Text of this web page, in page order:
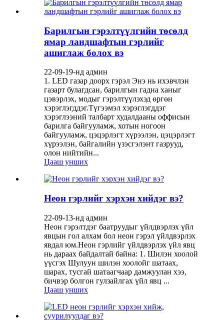
Барилгын гэрэлтүүлгийн төсөлд
ямар ландшафтын гэрлийг
ашиглаж болох вэ
22-09-19-нд админ
1. LED газар доорх гэрэл Энэ нь ихэвчлэн
газарт булагдсан, барилгын гадна ханыг
цэвэрлэх, модыг гэрэлтүүлэхэд өргөн
хэрэглэгддэг.Түгээмэл хэрэглэгддэг
хэрэглээний талбарт худалдааны оффисын
барилга байгууламж, хотын ногоон
байгууламж, цэцэрлэгт хүрээлэн, цэцэрлэгт
хүрээлэн, байгалийн үзэсгэлэнт газрууд,
олон нийтийн...
Цааш унших
Неон гэрлийг хэрхэн хийдэг вэ?
22-09-13-нд админ
Неон гэрэлтдэг баатруудыг үйлдвэрлэх үйл
явцын гол алхам бол неон гэрэл үйлдвэрлэх
явдал юм.Неон гэрлийг үйлдвэрлэх үйл явц
нь дараах байдалтай байна: 1. Шилэн хоолой
үүсгэх Шулуун шилэн хоолойг шатаах,
шарах, тусгай шатаагчаар дамжуулан хээ,
бичвэр болгон гулзайлгах үйл явц ...
Цааш унших